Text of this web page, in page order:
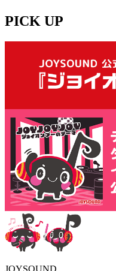
PICK UP
JOYSOUND